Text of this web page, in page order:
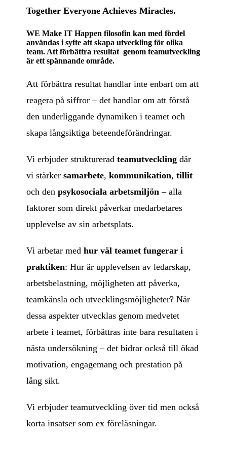
Together Everyone Achieves Miracles.
WE Make IT Happen filosofin kan med fördel
användas i syfte att skapa utveckling för olika
team. Att förbättra resultat genom teamutveckling
är ett spännande område.
Att förbättra resultat handlar inte enbart om att
reagera på siffror – det handlar om att förstå
den underliggande dynamiken i teamet och
skapa långsiktiga beteendeförändringar.
Vi erbjuder struktureradteamutveckling där
vi stärkersamarbete,kommunikation,tillit
och denpsykosociala arbetsmiljön – alla
faktorer som direkt påverkar medarbetares
upplevelse av sin arbetsplats.
Vi arbetar medhur väl teamet fungerar i
praktiken: Hur är upplevelsen av ledarskap,
arbetsbelastning, möjligheten att påverka,
teamkänsla och utvecklingsmöjligheter? När
dessa aspekter utvecklas genom medvetet
arbete i teamet, förbättras inte bara resultaten i
nästa undersökning – det bidrar också till ökad
motivation, engagemang och prestation på
lång sikt.
Vi erbjuder teamutveckling över tid men också
korta insatser som ex föreläsningar.